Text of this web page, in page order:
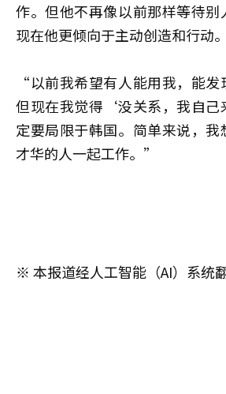
作。但他不再像以前那样等待别
现在他更倾向于主动创造和行动。
“以前我希望有人能用我，能发
但现在我觉得‘没关系，我自
定要局限于韩国。简单来说，
才华的人一起工作。”
※ 本报道经人工智能（AI）系统